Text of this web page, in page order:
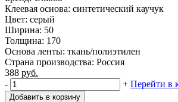
Клеевая основа: синтетический каучук
Цвет: серый
Ширина: 50
Толщина: 170
Основа ленты: ткань/полиэтилен
Страна производства: Россия
388 руб.
-
+ Перейти в
Добавить в корзину